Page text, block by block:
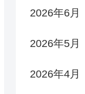
2026年6月
2026年5月
2026年4月